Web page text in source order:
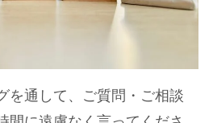
を通して、ご質問・ご相談